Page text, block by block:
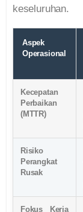
keseluruhan.
Aspek
Operasional
Kecepatan
Perbaikan
(MTTR)
Risiko
Perangkat
Rusak
Fokus Kerja